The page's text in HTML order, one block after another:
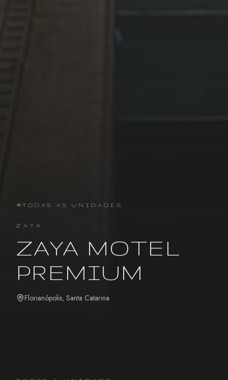
TODAS AS UNIDADES
ZAYA
ZAYA MOTEL
PREMIUM
Florianópolis, Santa Catarina